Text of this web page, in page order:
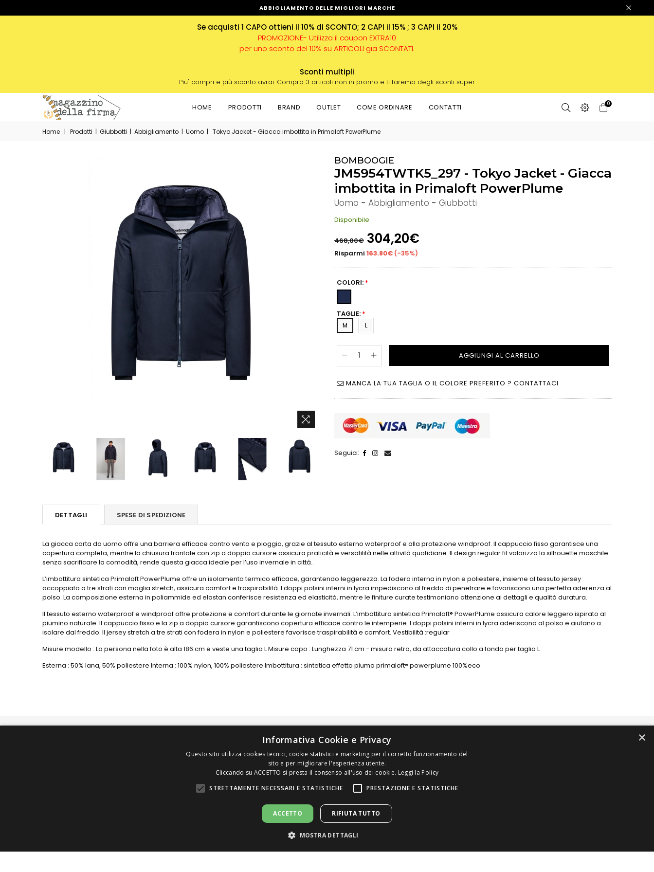
ABBIGLIAMENTO DELLE MIGLIORI MARCHE
Se acquisti 1 CAPO ottieni il 10% di SCONTO; 2 CAPI il 15% ; 3 CAPI il 20%
PROMOZIONE- Utilizza il coupon EXTRA10
per uno sconto del 10% su ARTICOLI gia SCONTATI.
Sconti multipli
Piu' compri e più sconto avrai. Compra 3 articoli non in promo e ti faremo degli sconti super
HOME PRODOTTI BRAND OUTLET COME ORDINARE CONTATTI 0
Home | Prodotti | Giubbotti | Abbigliamento | Uomo | Tokyo Jacket - Giacca imbottita in Primaloft PowerPlume
BOMBOOGIE
JM5954TWTK5_297 - Tokyo Jacket - Giacca
imbottita in Primaloft PowerPlume
Uomo - Abbigliamento - Giubbotti
Disponibile
di
listino
468,00€ 304,20€
Risparmi 163.80€ (-35%)
COLORI: *
TAGLIE: *
M L
AGGIUNGI AL CARRELLO
MANCA LA TUA TAGLIA O IL COLORE PREFERITO ? CONTATTACI
Seguici:
DETTAGLI SPESE DI SPEDIZIONE
La giacca corta da uomo offre una barriera efficace contro vento e pioggia, grazie al tessuto esterno waterproof e alla protezione windproof. Il cappuccio fisso garantisce una
copertura completa, mentre la chiusura frontale con zip a doppio cursore assicura praticità e versatilità nelle attività quotidiane. Il design regular fit valorizza la silhouette maschile
senza sacrificare la comodità, rende questa giacca ideale per l’uso invernale in città..
L’imbottitura sintetica Primaloft PowerPlume offre un isolamento termico efficace, garantendo leggerezza. La fodera interna in nylon e poliestere, insieme al tessuto jersey
accoppiato a tre strati con maglia stretch, assicura comfort e traspirabilità. I doppi polsini interni in lycra impediscono al freddo di penetrare e favoriscono una perfetta aderenza al
polso. La composizione esterna in poliammide ed elastan conferisce resistenza ed elasticità, mentre le finiture curate testimoniano attenzione ai dettagli e qualità duratura.
Il tessuto esterno waterproof e windproof offre protezione e comfort durante le giornate invernali. L’imbottitura sintetica Primaloft® PowerPlume assicura calore leggero ispirato al
piumino naturale. Il cappuccio fisso e la zip a doppio cursore garantiscono copertura efficace contro le intemperie. I doppi polsini interni in lycra aderiscono al polso e aiutano a
isolare dal freddo. Il jersey stretch a tre strati con fodera in nylon e poliestere favorisce traspirabilità e comfort. Vestibilità :regular
Misure modello : La persona nella foto è alta 186 cm e veste una taglia L Misure capo : Lunghezza 71 cm - misura retro, da attaccatura collo a fondo per taglia L
Esterna : 50% lana, 50% poliestere Interna : 100% nylon, 100% poliestere Imbottitura : sintetica effetto piuma primaloft® powerplume 100%eco
LINK
Home Page
Chi Siamo
Contatti
Note Legali e Privacy
Cookie
Abbigliamento
Accessori
Bigiotteria
×
Informativa Cookie e Privacy
Questo sito utilizza cookies tecnici, cookie statistici e marketing per il corretto funzionamento del
sito e per migliorare l'esperienza utente.
Cliccando su ACCETTO si presta il consenso all'uso dei cookie. Leggi la Policy
STRETTAMENTE NECESSARI E STATISTICHE
PRESTAZIONE E STATISTICHE
ACCETTO RIFIUTA TUTTO
MOSTRA DETTAGLI